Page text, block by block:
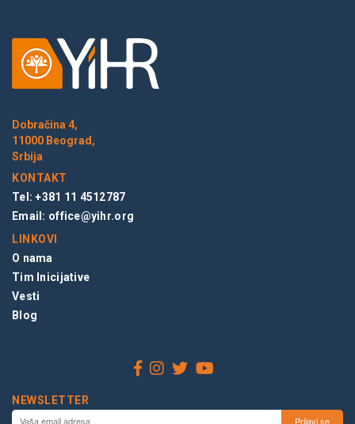
Dobračina 4,
11000 Beograd,
Srbija
KONTAKT
Tel: +381 11 4512787
Email: office@yihr.org
LINKOVI
O nama
Tim Inicijative
Vesti
Blog
NEWSLETTER